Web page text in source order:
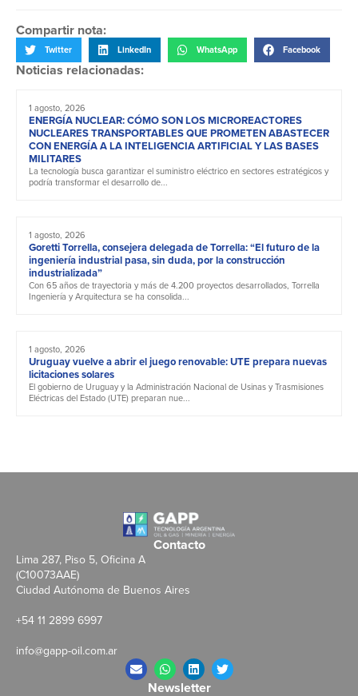
Compartir nota:
Twitter LinkedIn WhatsApp Facebook
Noticias relacionadas:
1 agosto, 2026
ENERGÍA NUCLEAR: CÓMO SON LOS MICROREACTORES
NUCLEARES TRANSPORTABLES QUE PROMETEN ABASTECER
CON ENERGÍA A LA INTELIGENCIA ARTIFICIAL Y LAS BASES
MILITARES
La tecnología busca garantizar el suministro eléctrico en sectores estratégicos y
podría transformar el desarrollo de...
1 agosto, 2026
Goretti Torrella, consejera delegada de Torrella: “El futuro de la
ingeniería industrial pasa, sin duda, por la construcción
industrializada”
Con 65 años de trayectoria y más de 4.200 proyectos desarrollados, Torrella
Ingeniería y Arquitectura se ha consolida...
1 agosto, 2026
Uruguay vuelve a abrir el juego renovable: UTE prepara nuevas
licitaciones solares
El gobierno de Uruguay y la Administración Nacional de Usinas y Trasmisiones
Eléctricas del Estado (UTE) preparan nue...
Contacto
Lima 287, Piso 5, Oficina A
(C10073AAE)
Ciudad Autónoma de Buenos Aires
+54 11 2899 6997
info@gapp-oil.com.ar
Newsletter